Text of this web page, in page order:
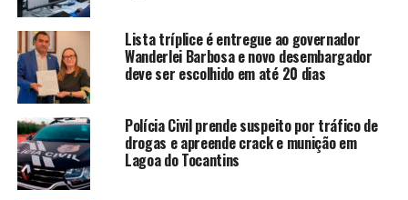
Lista tríplice é entregue ao governador
Wanderlei Barbosa e novo desembargador
deve ser escolhido em até 20 dias
Polícia Civil prende suspeito por tráfico de
drogas e apreende crack e munição em
Lagoa do Tocantins